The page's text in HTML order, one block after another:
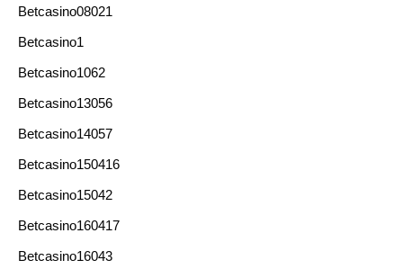
Betcasino08021
Betcasino1
Betcasino1062
Betcasino13056
Betcasino14057
Betcasino150416
Betcasino15042
Betcasino160417
Betcasino16043